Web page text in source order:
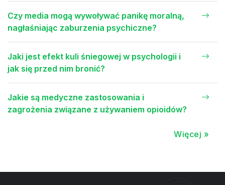
Czy media mogą wywoływać panikę moralną,
nagłaśniając zaburzenia psychiczne?
Jaki jest efekt kuli śniegowej w psychologii i
jak się przed nim bronić?
Jakie są medyczne zastosowania i
zagrożenia związane z używaniem opioidów?
Więcej »